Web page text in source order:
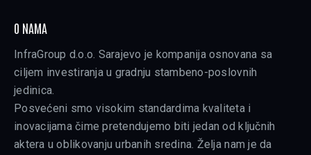
O NAMA
InfraGroup d.o.o. Sarajevo je kompanija osnovana sa
ciljem investiranja u gradnju stambeno-poslovnih
jedinica.
Posvećeni smo visokim standardima kvaliteta i
inovacijama čime pretendujemo biti jedan od ključnih
aktera u oblikovanju urbanih sredina. Želja nam je da